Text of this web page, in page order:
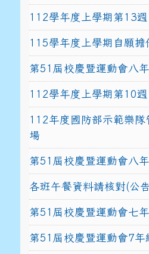
112學年度上學期第13
115學年度上學期自願擔
第51屆校慶暨運動會八
112學年度上學期第10
112年度國防部示範樂隊
場
第51屆校慶暨運動會八
各班午餐資料請核對(公
第51屆校慶暨運動會七
第51屆校慶暨運動會7年